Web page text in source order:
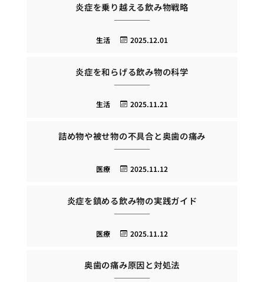
炎症を乗り越える飲み物戦略
2025.12.01
生活
炎症を和らげる飲み物の科学
2025.11.21
生活
詰め物や被せ物の不具合と奥歯の痛み
2025.11.12
医療
炎症を鎮める飲み物の実践ガイド
2025.11.12
医療
奥歯の痛み原因と対処法